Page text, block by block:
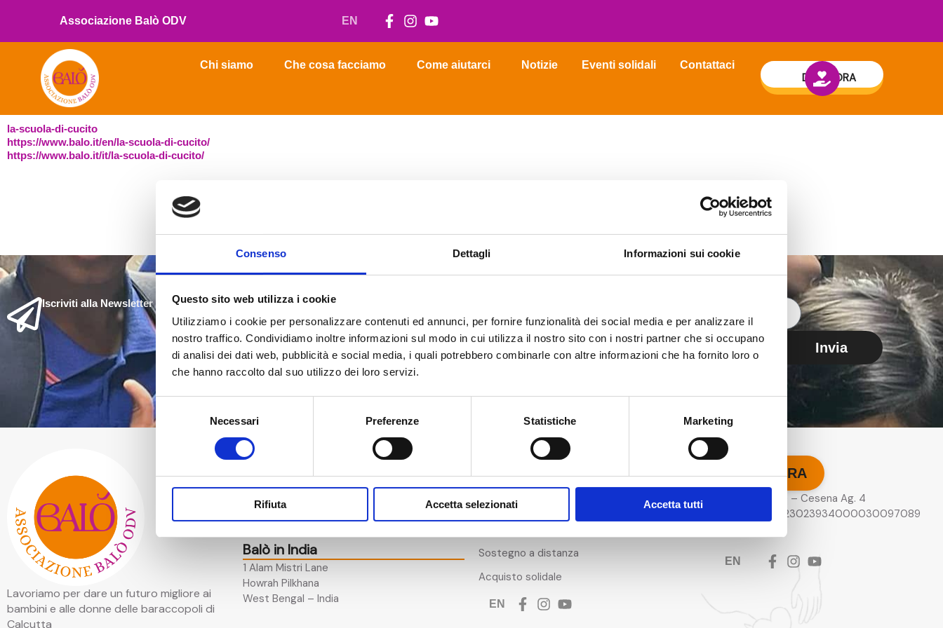
Consenso Dettagli Informazioni sui cookie
Questo sito web utilizza i cookie
Utilizziamo i cookie per personalizzare contenuti ed annunci, per fornire funzionalità dei social media e per analizzare il
nostro traffico. Condividiamo inoltre informazioni sul modo in cui utilizza il nostro sito con i nostri partner che si occupano
di analisi dei dati web, pubblicità e social media, i quali potrebbero combinarle con altre informazioni che ha fornito loro o
che hanno raccolto dal suo utilizzo dei loro servizi.
Selezione
del
Necessari Preferenze Statistiche Marketing
Rifiuta Accetta selezionati Accetta tutti
Associazione Balò ODV EN
Chi siamo Che cosa facciamo Come aiutarci Notizie Eventi solidali Contattaci
DONA ORA
la-scuola-di-cucito
https://www.balo.it/en/la-scuola-di-cucito/
https://www.balo.it/it/la-scuola-di-cucito/
Iscriviti alla Newsletter
Autorizzo il trattamento dei miei dati al fine di dare seguito alla mia richiesta. I
dati personali saranno trattati in conformità con l’informativa presente nella
Invia
Lavoriamo per dare un futuro migliore ai
bambini e alle donne delle baraccopoli di
Calcutta
Balò in Italia
47522 – Cesena (FC)​
Balò in India
1 Alam Mistri Lane
Howrah Pilkhana​
West Bengal – India
Eventi solidali
Sostegno a distanza
Acquisto solidale
EN
DONA ORA
Crédit Agricole – Cesena Ag. 4
: IT06F0623023934000030097089
EN